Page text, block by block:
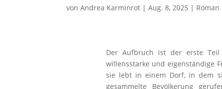
vonAndrea Karminrot |Aug. 8, 2025 | Roman
Der Aufbruch ist der erste
willensstarke und eigenständige
sie lebt in einem Dorf, in dem
gesammelte Bevölkerung